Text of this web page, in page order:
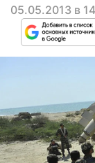
05.05.2013 в